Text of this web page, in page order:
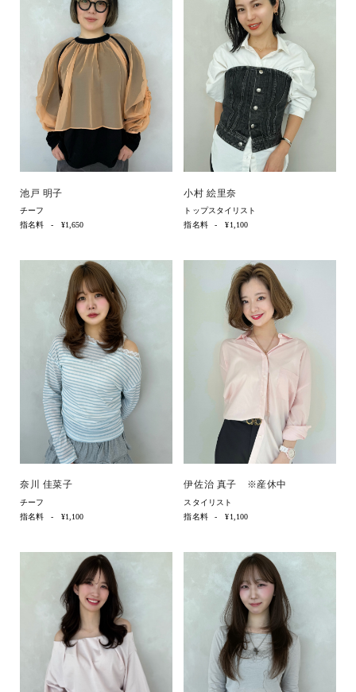
池戸 明子
チーフ
指名料
¥1,650
小村 絵里奈
トップスタイリスト
指名料
¥1,100
奈川 佳菜子
チーフ
指名料
¥1,100
伊佐治 真子 ※産休中
スタイリスト
指名料
¥1,100